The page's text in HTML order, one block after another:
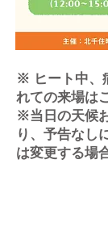
※ ヒート中、
れての来場は
※当日の天候
り、予告なし
は変更する場